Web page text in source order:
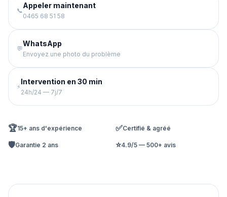
📞
Appeler maintenant
0465 68 51 58
💬
WhatsApp
Envoyez une photo du problème
⚡
Intervention en 30 min
24h/24 — 7j/7
🏆15+ ans d'expérience ✅Certifié & agréé
🛡️Garantie 2 ans ⭐4.9/5 — 500+ avis